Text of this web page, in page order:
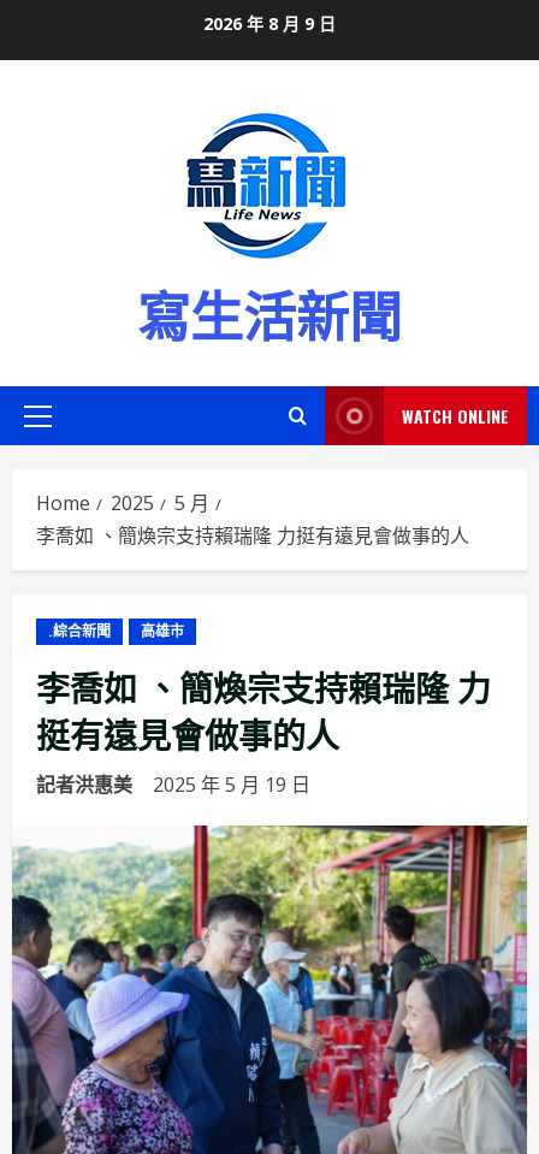
2026 年 8 月 9 日
寫生活新聞
Primary
WATCH ONLINE
Home 2025
5 月
李喬如 、簡煥宗支持賴瑞隆 力挺有遠見會做事的人
.綜合新聞 高雄市
李喬如 、簡煥宗支持賴瑞隆 力
挺有遠見會做事的人
記者洪惠美 2025 年 5 月 19 日